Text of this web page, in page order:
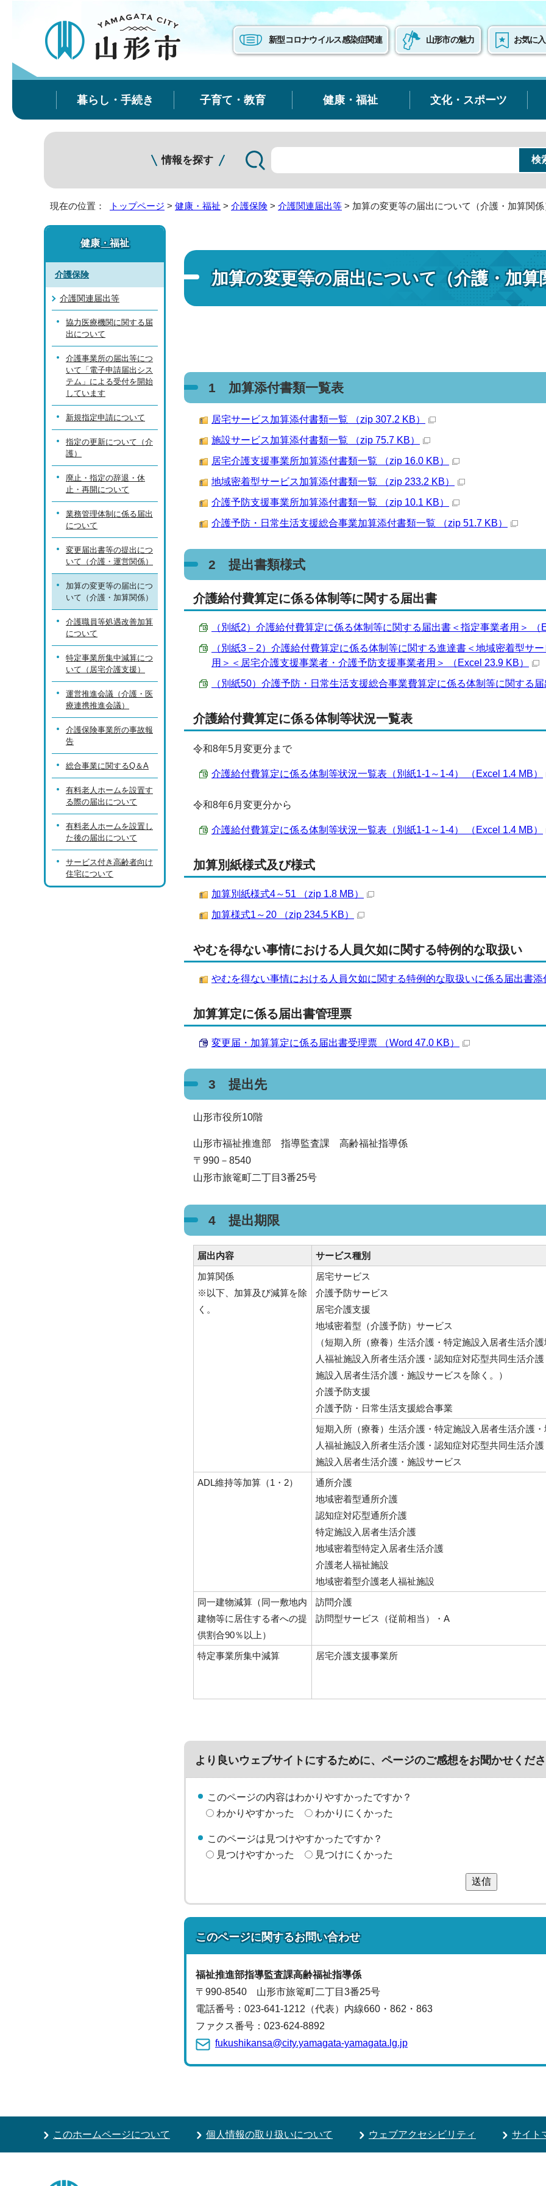
新型コロナウイルス感染症関連 山形市の魅力 お気に
暮らし・手続き 子育て・教育 健康・福祉 文化・スポーツ
情報を探す
現在の位置： トップページ > 健康・福祉 > 介護保険 > 介護関連届出等 > 加算の変更等の届出について（介護・加算関係
加算の変更等の届出について（介護・加算
1 加算添付書類一覧表
居宅サービス加算添付書類一覧 （zip 307.2 KB）
施設サービス加算添付書類一覧 （zip 75.7 KB）
居宅介護支援事業所加算添付書類一覧 （zip 16.0 KB）
地域密着型サービス加算添付書類一覧 （zip 233.2 KB）
介護予防支援事業所加算添付書類一覧 （zip 10.1 KB）
介護予防・日常生活支援総合事業加算添付書類一覧 （zip 51.7 KB）
2 提出書類様式
介護給付費算定に係る体制等に関する届出書
（別紙2）介護給付費算定に係る体制等に関する届出書＜指定事業者用＞ （
（別紙3－2）介護給付費算定に係る体制等に関する進達書＜地域密着型サ
用＞＜居宅介護支援事業者・介護予防支援事業者用＞ （Excel 23.9 KB）
（別紙50）介護予防・日常生活支援総合事業費算定に係る体制等に関する
介護給付費算定に係る体制等状況一覧表
令和8年5月変更分まで
介護給付費算定に係る体制等状況一覧表（別紙1-1～1-4） （Excel 1.4 MB）
令和8年6月変更分から
介護給付費算定に係る体制等状況一覧表（別紙1‐1～1-4） （Excel 1.4 MB）
加算別紙様式及び様式
加算別紙様式4～51 （zip 1.8 MB）
加算様式1～20 （zip 234.5 KB）
やむを得ない事情における人員欠如に関する特例的な取扱い
やむを得ない事情における人員欠如に関する特例的な取扱いに係る届出書添
加算算定に係る届出書管理票
変更届・加算算定に係る届出書受理票 （Word 47.0 KB）
3 提出先
山形市役所10階
山形市福祉推進部 指導監査課 高齢福祉指導係
〒990－8540
山形市旅篭町二丁目3番25号
4 提出期限
届出内容 サービス種別
加算関係
※以下、加算及び減算を除
く。
居宅サービス
介護予防サービス
居宅介護支援
地域密着型（介護予防）サービス
（短期入所（療養）生活介護・特定施設入居者生活介
人福祉施設入所者生活介護・認知症対応型共同生活介
施設入居者生活介護・施設サービスを除く。）
介護予防支援
介護予防・日常生活支援総合事業
短期入所（療養）生活介護・特定施設入居者生活介護
人福祉施設入所者生活介護・認知症対応型共同生活介
施設入居者生活介護・施設サービス
ADL維持等加算（1・2）
通所介護
地域密着型通所介護
認知症対応型通所介護
特定施設入居者生活介護
地域密着型特定入居者生活介護
介護老人福祉施設
地域密着型介護老人福祉施設
同一建物減算（同一敷地内
建物等に居住する者への提
供割合90％以上）
訪問介護
訪問型サービス（従前相当）・A
特定事業所集中減算
居宅介護支援事業所
より良いウェブサイトにするために、ページのご感想をお聞かせくださ
このページの内容はわかりやすかったですか？
わかりやすかった
わかりにくかった
このページは見つけやすかったですか？
見つけやすかった
見つけにくかった
送信
このページに関するお問い合わせ
福祉推進部指導監査課高齢福祉指導係
〒990-8540 山形市旅篭町二丁目3番25号
電話番号： 023-641-1212（代表） 内線660・862・863
ファクス番号：023-624-8892
fukushikansa@city.yamagata-yamagata.lg.jp
健康・福祉
介護保険
介護関連届出等
協力医療機関に関する届
出について
介護事業所の届出等につ
いて「電子申請届出シス
テム」による受付を開始
しています
新規指定申請について
指定の更新について（介
護）
廃止・指定の辞退・休
止・再開について
業務管理体制に係る届出
について
変更届出書等の提出につ
いて（介護・運営関係）
加算の変更等の届出につ
いて（介護・加算関係）
介護職員等処遇改善加算
について
特定事業所集中減算につ
いて（居宅介護支援）
運営推進会議（介護・医
療連携推進会議）
介護保険事業所の事故報
告
総合事業に関するQ＆A
有料老人ホームを設置す
る際の届出について
有料老人ホームを設置し
た後の届出について
サービス付き高齢者向け
住宅について
このホームページについて 個人情報の取り扱いについて ウェブアクセシビリティ サイト